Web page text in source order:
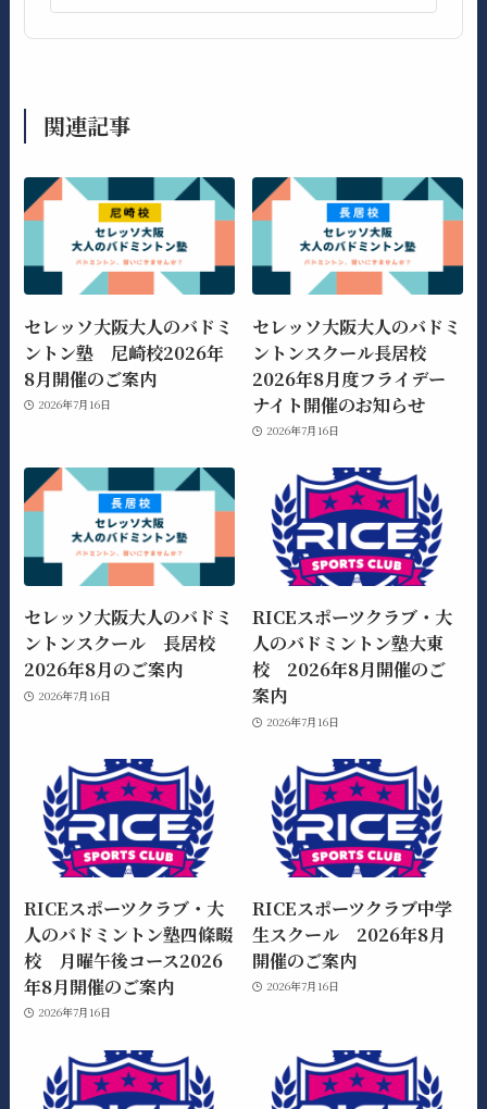
関連記事
セレッソ大阪大人のバドミ
ントン塾 尼崎校2026年
8月開催のご案内
2026年7月16日
セレッソ大阪大人のバドミ
ントンスクール長居校
2026年8月度フライデー
ナイト開催のお知らせ
2026年7月16日
セレッソ大阪大人のバドミ
ントンスクール 長居校
2026年8月のご案内
2026年7月16日
RICEスポーツクラブ・大
人のバドミントン塾大東
校 2026年8月開催のご
案内
2026年7月16日
RICEスポーツクラブ・大
人のバドミントン塾四條畷
校 月曜午後コース2026
年8月開催のご案内
2026年7月16日
RICEスポーツクラブ中学
生スクール 2026年8月
開催のご案内
2026年7月16日